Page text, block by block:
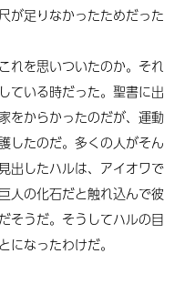
が足りなかったためだった
れを思いついたのか。それ
ている時だった。聖書に出
をからかったのだが、運動
したのだ。多くの人がそん
出したハルは、アイオワで
人の化石だと触れ込んで彼
そうだ。そうしてハルの目
になったわけだ。